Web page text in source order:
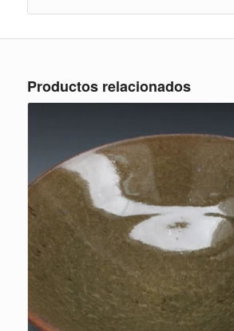
Productos relacionados